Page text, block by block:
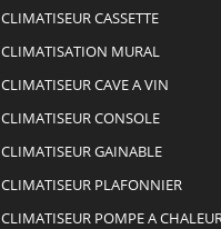
CLIMATISEUR CASSETTE
CLIMATISATION MURAL
CLIMATISEUR CAVE A VIN
CLIMATISEUR CONSOLE
CLIMATISEUR GAINABLE
CLIMATISEUR PLAFONNIER
CLIMATISEUR POMPE A